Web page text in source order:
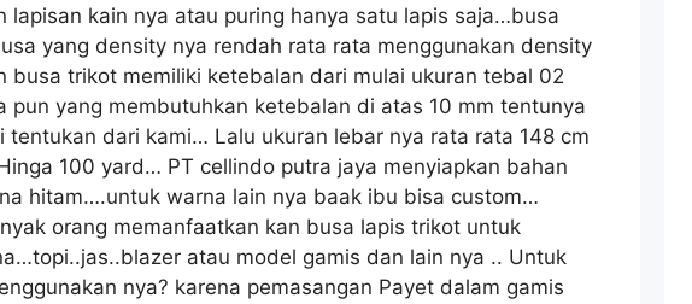
lapisan kain nya atau puring hanya satu lapis saja…busa
yang density nya rendah rata rata menggunakan density
busa trikot memiliki ketebalan dari mulai ukuran tebal 02
pun yang membutuhkan ketebalan di atas 10 mm tentunya
dari kami… Lalu ukuran lebar nya rata rata 148 cm
100 yard… PT cellindo putra jaya menyiapkan bahan
hitam….untuk warna lain nya baak ibu bisa custom…
orang memanfaatkan kan busa lapis trikot untuk
atau model gamis dan lain nya .. Untuk
nya? karena pemasangan Payet dalam gamis